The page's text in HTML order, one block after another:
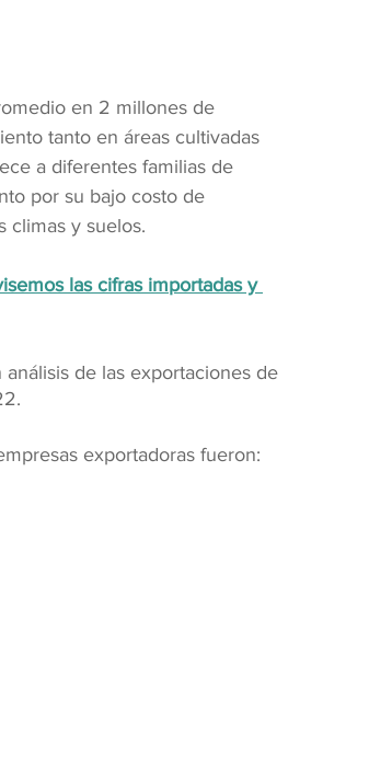
en 2 millones de
tanto en áreas cultivadas
a diferentes familias de
por su bajo costo de
climas y suelos.
las cifras importadas y
de las exportaciones de
exportadoras fueron: